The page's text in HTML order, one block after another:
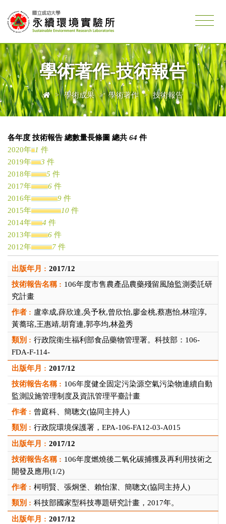
學術著作-技術報告
> 學術成果 > 學術著作 > 技術報告
各年度 技術報告 總數量長條圖 總共 64 件
2020年 1 件
2019年
3 件
2018年
5 件
2017年
6 件
2016年
9件
2015年
10 件
2014年
4 件
2013年
6 件
2012年
7件
2011年 1件
2010年 1件
2009年
2件
2007年
2006年 1件
2005年
2件
2004年 1件
2003年
2件
2002年 1件
2017/12
106年度市售農產品農藥殘留風險監測委託研
究計畫
盧幸成,薛欣達,吳予秋,曾欣怡,廖金桃,蔡惠怡,林瑄淳,
黃蕎瑢,王惠靖,胡育連,郭亭均,林盈秀
行政院衛生福利部食品藥物管理署。科技部：106-
FDA-F-114-
2017/12
106年度健全固定污染源空氣污染物連續自動
監測設施管理制度及資訊管理平臺計畫
曾庭科、簡聰文(協同主持人)
行政院環境保護署，EPA-106-FA12-03-A015
2017/12
106年度燃燒後二氧化碳捕獲及再利用技術之
開發及應用(1/2)
柯明賢、張炯堡、賴怡潔、簡聰文(協同主持人)
科技部國家型科技專題研究計畫，2017年。
2017/12